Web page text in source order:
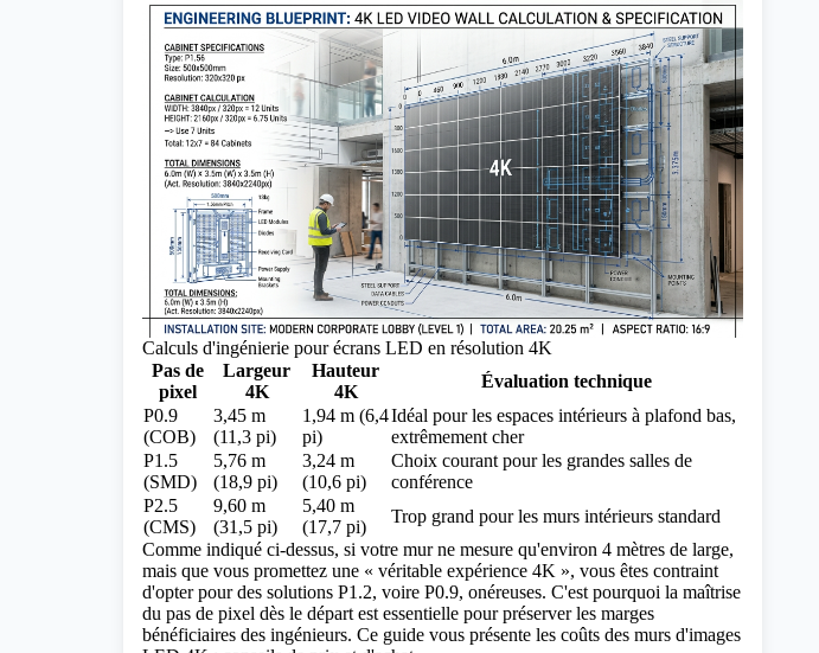
Calculs d'ingénierie pour écrans LED en résolution 4K
Pas de
pixel
Largeur
4K
Hauteur
4K
Évaluation technique
P0.9
(COB)
3,45 m
(11,3 pi)
1,94 m (6,4
pi)
Idéal pour les espaces intérieurs à plafond bas,
extrêmement cher
P1.5
(SMD)
5,76 m
(18,9 pi)
3,24 m
(10,6 pi)
Choix courant pour les grandes salles de
conférence
P2.5
(CMS)
9,60 m
(31,5 pi)
5,40 m
(17,7 pi)
Trop grand pour les murs intérieurs standard
Comme indiqué ci-dessus, si votre mur ne mesure qu'environ 4 mètres de large,
mais que vous promettez une « véritable expérience 4K », vous êtes contraint
d'opter pour des solutions P1.2, voire P0.9, onéreuses. C'est pourquoi la maîtrise
du pas de pixel dès le départ est essentielle pour préserver les marges
bénéficiaires des ingénieurs. Ce guide vous présente les coûts des murs d'images